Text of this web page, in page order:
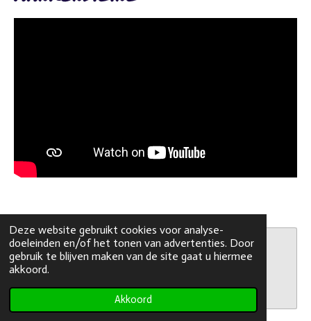
Deze website gebruikt cookies voor analyse-
doeleinden en/of het tonen van advertenties. Door
gebruik te blijven maken van de site gaat u hiermee
akkoord.
Akkoord
Maak jouw eigen website met